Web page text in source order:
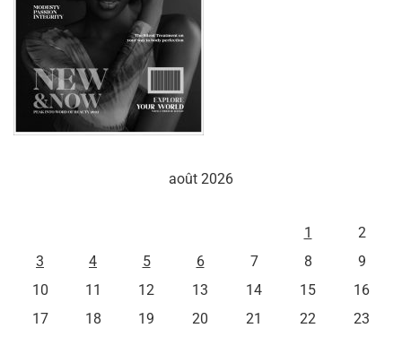
août 2026
1
2
3
4 5 6 7 8
9
10
11 12 13 14 15
16
17
18 19 20 21 22
23